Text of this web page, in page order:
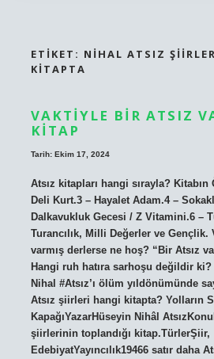
ETIKET: NIHAL ATSIZ
KITAPTA
VAKTIYLE BIR ATSIZ
KITAP
Tarih: Ekim 17, 2024
Atsız kitapları hangi sırayla?
Deli Kurt.3 – Hayalet Adam.4 –
Dalkavukluk Gecesi / Z Vitamini.6 –
Turancılık, Milli Değerler ve Gençlik.
varmış derlerse ne hoş? “Bir Atsız
Hangi ruh hatıra sarhoşu değildir
Nihal #Atsız’ı ölüm yıldönümünde
Atsız şiirleri hangi kitapta? Yolların
KapağıYazarHüseyin Nihâl
şiirlerinin toplandığı kitap.TürlerŞiir,
EdebiyatYayıncılık19466 satır daha